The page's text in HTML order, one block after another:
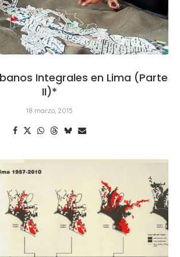
Integrales en Lima (Parte
II)*
18 marzo, 2015